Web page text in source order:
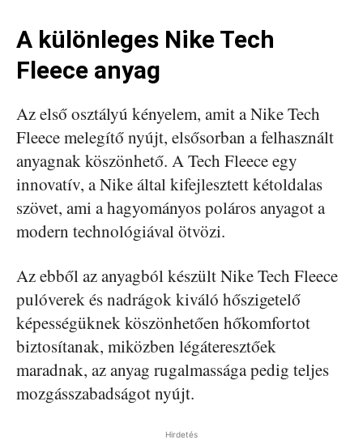
A különleges Nike Tech
Fleece anyag
Az első osztályú kényelem, amit a Nike Tech
Fleece melegítő nyújt, elsősorban a felhasznált
anyagnak köszönhető. A Tech Fleece egy
innovatív, a Nike által kifejlesztett kétoldalas
szövet, ami a hagyományos poláros anyagot a
modern technológiával ötvözi.
Az ebből az anyagból készült Nike Tech Fleece
pulóverek és nadrágok kiváló hőszigetelő
képességüknek köszönhetően hőkomfortot
biztosítanak, miközben légáteresztőek
maradnak, az anyag rugalmassága pedig teljes
mozgásszabadságot nyújt.
Hirdetés